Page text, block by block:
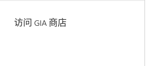
访问 GIA 商店